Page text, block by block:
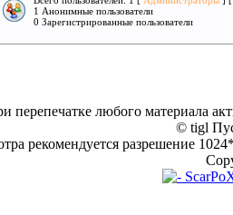
1 Анонимные пользователи
0 Зарегистрированные пользователи
перепечатке любого материала
© tigl
рекомендуется разрешение